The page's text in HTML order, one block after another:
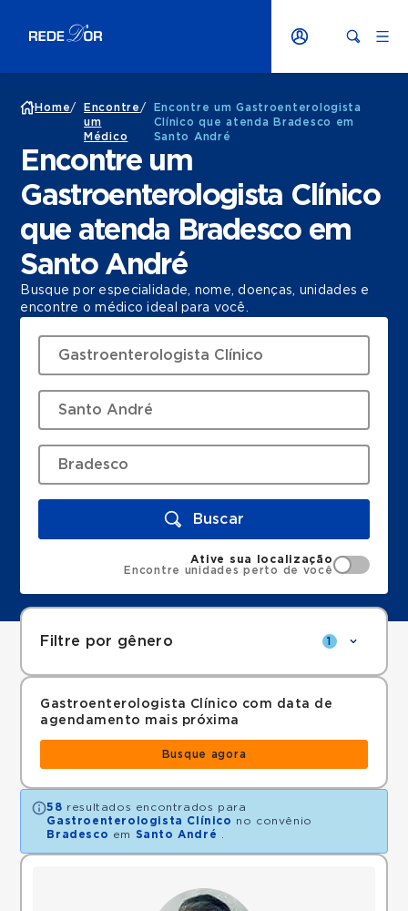
Home/
Encontre
um
Médico
/
Encontre um Gastroenterologista
Clínico que atenda Bradesco em
Santo André
Encontre um
Gastroenterologista Clínico
que atenda Bradesco em
Santo André
Busque por especialidade, nome, doenças, unidades e
encontre o médico ideal para você.
Buscar
Ative sua localização
Encontre unidades perto de você
Filtre por gênero 1
Gastroenterologista Clínico com data de
agendamento mais próxima
Busque agora
58 resultados encontrados para
Gastroenterologista Clínico no convênio
Bradesco em Santo André